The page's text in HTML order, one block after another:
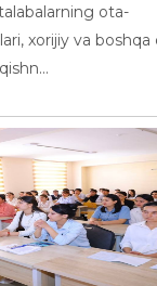
ota-
xorijiy va boshqa